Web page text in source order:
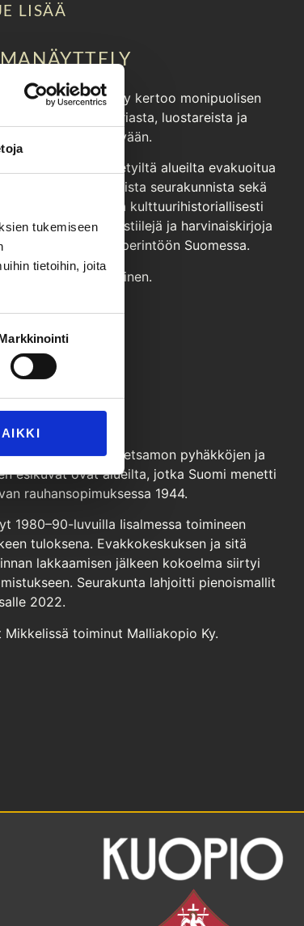
tukemiseen
tietoihin, joita
LISÄÄ
5.2.2026. Näyttely kertoo monipuolisen
kirkon historiasta, luostareista ja
luvulta nykypäivään.
menetetyiltä alueilta evakuoitua
Karjalan ortodoksista seurakunnista sekä
Taide- ja kulttuurihistoriallisesti
kirkkotekstiilejä ja harvinaiskirjoja
kulttuuriperintöön Suomessa.
ja englanninkielinen.
Karjalan ja Petsamon pyhäkköjen ja
esikuvat ovatalueilta, jotka Suomi menetti
rauhansopimuksessa 1944.
1980–90-luvuilla Iisalmessa toimineen
tuloksena. Evakkokeskuksen ja sitä
lakkaamisen jälkeen kokoelma siirtyi
Seurakunta lahjoitti pienoismallit
2022.
toiminut Malliakopio Ky.